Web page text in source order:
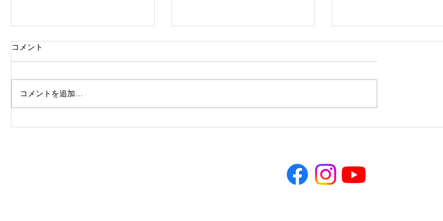
みどりご
普通の人のための、普
コメント
コメントを追加…